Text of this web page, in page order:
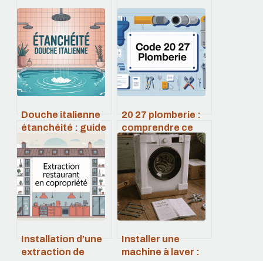
Douche italienne
étanchéité : guide
complet pour une
douche durable et
sans fuite
20 27 plomberie :
comprendre ce
code et trouver un
plombier fiable
Installation d’une
extraction de
Installer une
machine à laver :